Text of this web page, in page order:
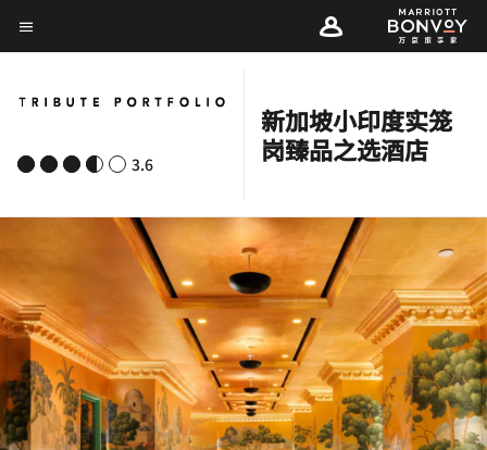
Skip
to
content
菜单文本
3.6
新加坡小印度实笼
岗臻品之选酒店